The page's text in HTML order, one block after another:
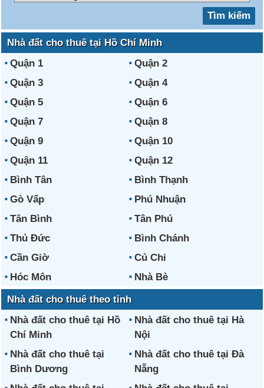
Nhà đất cho thuê tại Hồ Chí Minh
Quận 1
Quận 2
Quận 3
Quận 4
Quận 5
Quận 6
Quận 7
Quận 8
Quận 9
Quận 10
Quận 11
Quận 12
Bình Tân
Bình Thạnh
Gò Vấp
Phú Nhuận
Tân Bình
Tân Phú
Thủ Đức
Bình Chánh
Cần Giờ
Củ Chi
Hóc Môn
Nhà Bè
Nhà đất cho thuê theo tỉnh
Nhà đất cho thuê tại Hồ
Chí Minh
Nhà đất cho thuê tại Hà
Nội
Nhà đất cho thuê tại
Bình Dương
Nhà đất cho thuê tại Đà
Nẵng